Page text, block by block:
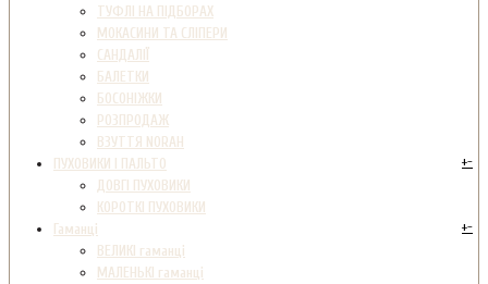
ТУФЛІ НА ПІДБОРАХ
МОКАСИНИ ТА СЛІПЕРИ
САНДАЛІЇ
БАЛЕТКИ
БОСОНІЖКИ
РОЗПРОДАЖ
ВЗУТТЯ NORAH
ПУХОВИКИ І ПАЛЬТО
+-
ДОВГІ ПУХОВИКИ
КОРОТКІ ПУХОВИКИ
Гаманці
+-
ВЕЛИКІ гаманці
МАЛЕНЬКІ гаманці